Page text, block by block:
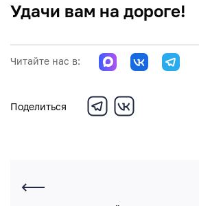
Удачи вам на дороге!
Читайте нас в:
Поделиться